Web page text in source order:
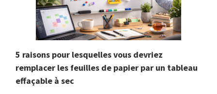
5 raisons pour lesquelles vous devriez
remplacer les feuilles de papier par un tableau
effaçable à sec